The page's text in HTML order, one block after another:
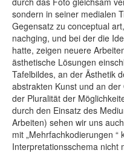
sondern in seiner medialen
Gegensatz zu conceptual
nachging, und bei der die
hatte, zeigen neuere
ästhetische Lösungen
Tafelbildes, an der Ästhetik
abstrakten Kunst und an
der Pluralität der
durch den Einsatz des
Arbeiten) sehen wir uns
mit „Mehrfachkodierungen
Interpretationsschema nicht